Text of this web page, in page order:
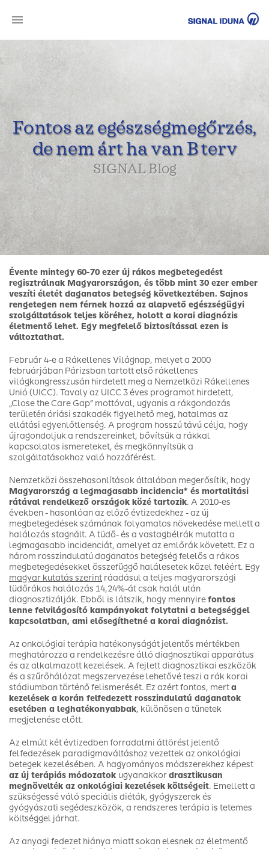
Fontos az egészségmegőrzés,
de nem árt ha van B terv
SIGNAL Blog
Évente mintegy 60-70 ezer új rákos megbetegedést
regisztrálnak Magyarországon, és több mint 30 ezer ember
veszíti életét daganatos betegség következtében. Sajnos
rengetegen nem férnek hozzá az alapvető egészségügyi
szolgáltatások teljes köréhez, holott a korai diagnózis
életmentő lehet. Egy megfelelő biztosítással ezen is
változtathat.
Február 4-e a Rákellenes Világnap, melyet a 2000
februárjában Párizsban tartott első rákellenes
világkongresszusán hirdetett meg a Nemzetközi Rákellenes
Unió (UICC). Tavaly az UICC 3 éves programot hirdetett,
„Close the Care Gap” mottóval, ugyanis a rákgondozás
területén óriási szakadék figyelhető meg, hatalmas az
ellátási egyenlőtlenség. A program hosszú távú célja, hogy
újragondoljuk a rendszereinket, bővítsük a rákkal
kapcsolatos ismereteket, és megkönnyítsük a
szolgáltatásokhoz való hozzáférést.
Nemzetközi összehasonlítások általában megerősítik, hogy
Magyarország a legmagasabb incidencia* és mortalitási
rátával ­rendelkező országok közé tartozik. A 2010-es
években - hasonlóan az előző évtizedekhez - az új
megbetegedések számának folyamatos növekedése mellett a
halálozás stagnált. A tüdő- és a vastagbélrák mutatta a
legmagasabb incidenciát, amelyet az emlőrák követett. Ez a
három rosszindulatú daganatos betegség felelős a rákos
megbetegedésekkel összefüggő halálesetek közel feléért. Egy
magyar kutatás szerint ráadásul a teljes magyarországi
tüdőrákos halálozás 14,24%-át csak halál után
diagnosztizálják. Ebből is látszik, hogy mennyirefontos
lenne felvilágosító kampányokat folytatni a betegséggel
kapcsolatban, ami elősegíthetné a korai diagnózist.
Az onkológiai terápia hatékonyságát jelentős mértékben
meghatározza a rendelkezésre álló diagnosztikai apparátus
és az alkalmazott kezelések. A fejlett diagnosztikai eszközök
és a szűrőhálózat megszervezése lehetővé teszi a rák korai
stádiumban történő felismerését. Ez azért fontos, merta
kezelések a korán felfedezett rosszindulatú daganatok
esetében a leghatékonyabbak, különösen a tünetek
megjelenése előtt.
Az elmúlt két évtizedben forradalmi áttörést jelentő
felfedezések paradigmaváltáshoz vezettek az onkológiai
betegek kezelésében. A hagyományos módszerekhez képest
az új terápiás módozatok ugyanakkordrasztikusan
megnövelték az onkológiai kezelések költségeit. Emellett a
szükségessé váló speciális diéták, gyógyszerek és
gyógyászati segédeszközök, a rendszeres terápia is tetemes
költséggel járhat.
Az anyagi fedezet hiánya miatt sokan elesnek az életmentő